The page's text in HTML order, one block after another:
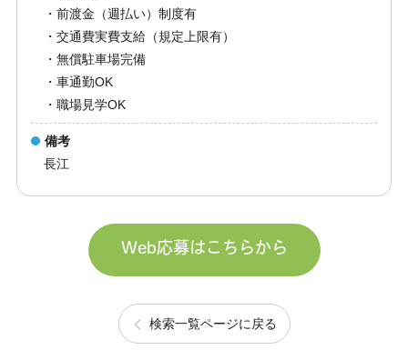
・前渡金（週払い）制度有
・交通費実費支給（規定上限有）
・無償駐車場完備
・車通勤OK
・職場見学OK
備考
長江
Web応募はこちらから
検索一覧ページに戻る